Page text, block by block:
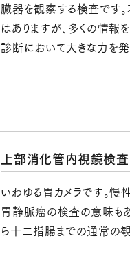
臓器を観察する検査です
はありますが、多くの情報を
診断において大きな力を発
上部消化管内視鏡検査
いわゆる胃カメラです。慢
胃静脈瘤の検査の意味も
ら十二指腸までの通常の観